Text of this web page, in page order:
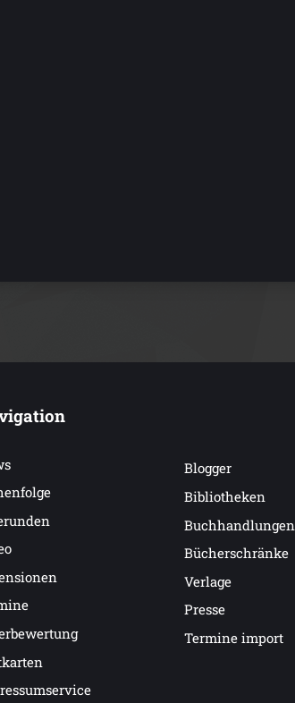
Blogger
Bibliotheken
Buchhandlungen
Bücherschränke
Verlage
Presse
Termine import